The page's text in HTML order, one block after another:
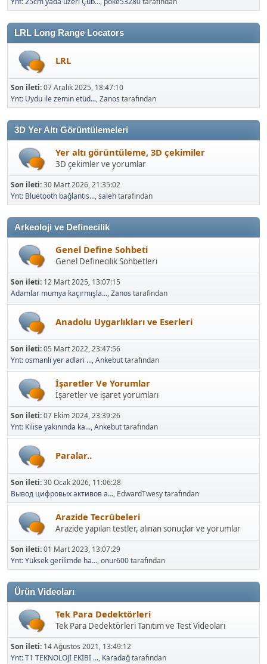
LRL Long Range Locators
LRL
Son ileti:07 Aralık 2025, 18:47:10
Ynt: Uydu ile zemin etüd...,Zanos tarafından
3D Yer Altı Görüntülemeleri
Yer altı görüntüleme, 3D çekimiler
3D çekimler ve yorumlar
Son ileti:30 Mart 2026, 21:35:02
Ynt: Bluetooth bağlantıs...,salehtarafından
Arkeoloji ve Definecilik
Genel Define Sohbeti
Genel Definecilik Sohbetleri
Son ileti: 12 Mart 2025, 13:07:15
Adamlar mumya kaçırmışla...,Zanos tarafından
Anadolu Uygarlıkları ve Eserleri
Son ileti:05 Mart 2022, 23:47:56
Ynt: osmanli yer adlari ...,Ankebuttarafından
İşaretler Ve Yorumlar
İşaretler ve işaret yorumları
Son ileti:07 Ekim 2024, 23:39:26
Ynt: Kilise yakınında ka...,Ankebuttarafından
Paralar..
Son ileti:30 Ocak 2026, 11:06:28
Вывод цифровых активов а..., EdwardTwesy tarafından
Arazide Tecrübeleri
Arazide yapılan testler, alınan sonuçlar ve yorumlar
Son ileti:01 Mart 2023, 13:07:29
Ynt: Yüksek gerilimde ha...,onur600tarafından
Ürün Videoları
Tek Para Dedektörleri
Tek Para Dedektörleri Tanıtım ve Test Videoları
Son ileti: 14 Ağustos 2021, 13:49:12
Ynt: T1 TEKNOLOJİ EKİBİ ..., Karadağtarafından